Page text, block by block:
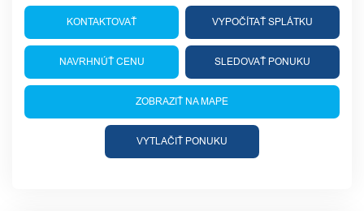
KONTAKTOVAŤ VYPOČÍTAŤ SPLÁTKU
NAVRHNÚŤ CENU SLEDOVAŤ PONUKU
ZOBRAZIŤ NA MAPE
VYTLAČIŤ PONUKU